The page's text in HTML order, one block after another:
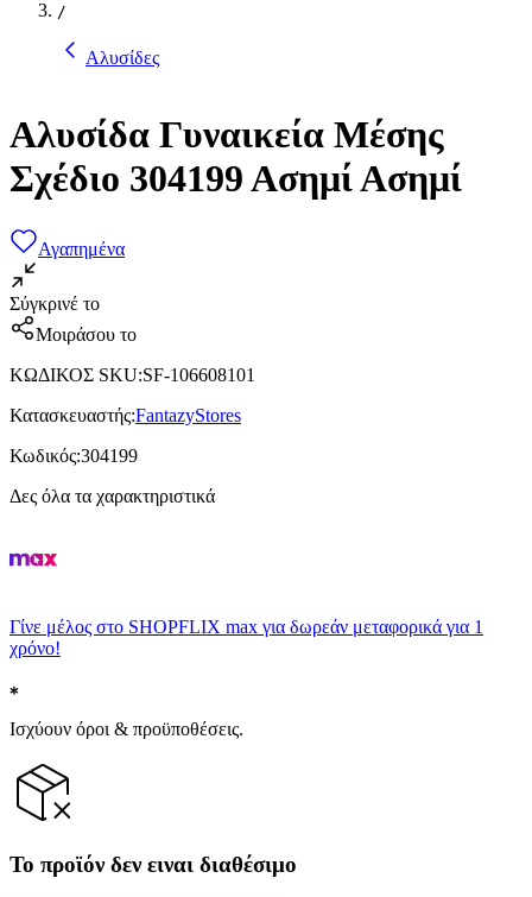
/
Αλυσίδες
Αλυσίδα Γυναικεία Μέσης
Σχέδιο 304199 Ασημί Ασημί
Αγαπημένα
Σύγκρινέ το
Μοιράσου το
ΚΩΔΙΚΟΣ SKU:SF-106608101
Κατασκευαστής:FantazyStores
Κωδικός:304199
Δες όλα τα χαρακτηριστικά
Γίνε μέλος στο SHOPFLIX max για δωρεάν μεταφορικά για 1
χρόνο!
Ισχύουν όροι & προϋποθέσεις.
Το προϊόν δεν ειναι διαθέσιμο